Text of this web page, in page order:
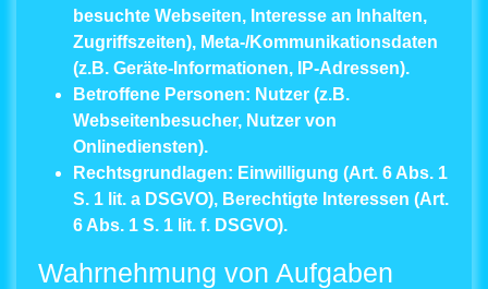
besuchte Webseiten, Interesse an Inhalten,
Zugriffszeiten), Meta-/Kommunikationsdaten
(z.B. Geräte-Informationen, IP-Adressen).
Betroffene Personen: Nutzer (z.B.
Webseitenbesucher, Nutzer von
Onlinediensten).
Rechtsgrundlagen: Einwilligung (Art. 6 Abs. 1
S. 1 lit. a DSGVO), Berechtigte Interessen (Art.
6 Abs. 1 S. 1 lit. f. DSGVO).
Wahrnehmung von Aufgaben